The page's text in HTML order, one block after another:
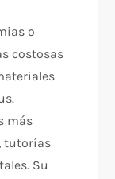
o
costosas
más
tutorías
Su